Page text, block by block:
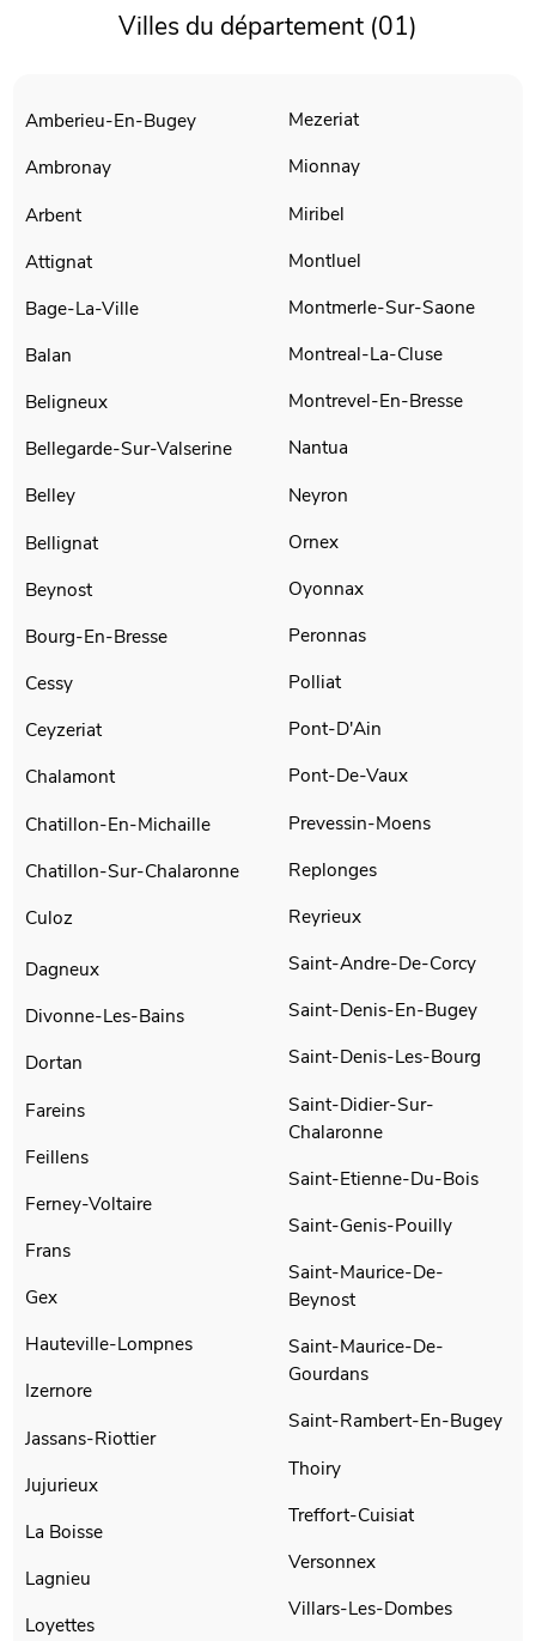
Villes du département (01)
Amberieu-En-Bugey
Ambronay
Arbent
Attignat
Bage-La-Ville
Balan
Beligneux
Bellegarde-Sur-Valserine
Belley
Bellignat
Beynost
Bourg-En-Bresse
Cessy
Ceyzeriat
Chalamont
Chatillon-En-Michaille
Chatillon-Sur-Chalaronne
Culoz
Dagneux
Divonne-Les-Bains
Dortan
Fareins
Feillens
Ferney-Voltaire
Frans
Gex
Hauteville-Lompnes
Izernore
Jassans-Riottier
Jujurieux
La Boisse
Lagnieu
Loyettes
Mezeriat
Mionnay
Miribel
Montluel
Montmerle-Sur-Saone
Montreal-La-Cluse
Montrevel-En-Bresse
Nantua
Neyron
Ornex
Oyonnax
Peronnas
Polliat
Pont-D'Ain
Pont-De-Vaux
Prevessin-Moens
Replonges
Reyrieux
Saint-Andre-De-Corcy
Saint-Denis-En-Bugey
Saint-Denis-Les-Bourg
Saint-Didier-Sur-
Chalaronne
Saint-Etienne-Du-Bois
Saint-Genis-Pouilly
Saint-Maurice-De-
Beynost
Saint-Maurice-De-
Gourdans
Saint-Rambert-En-Bugey
Thoiry
Treffort-Cuisiat
Versonnex
Villars-Les-Dombes